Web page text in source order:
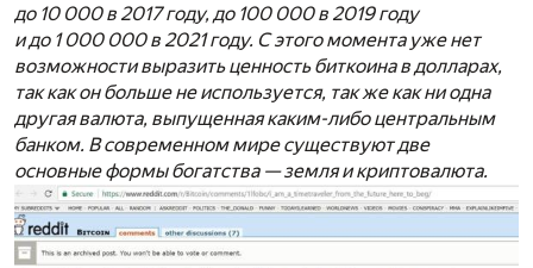
до 10 000 в 2017 году, до 100 000 в 2019 году
и до 1 000 000 в 2021 году. С этого момента уже нет
возможности выразить ценность биткоина в долларах,
так как он больше не используется, так же как ни одна
другая валюта, выпущенная каким-либо центральным
банком. В современном мире существуют две
основные формы богатства — земля и криптовалюта.